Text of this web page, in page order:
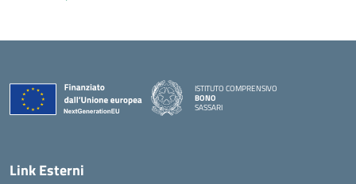
ISTITUTO COMPRENSIVO
BONO
SASSARI
Link Esterni